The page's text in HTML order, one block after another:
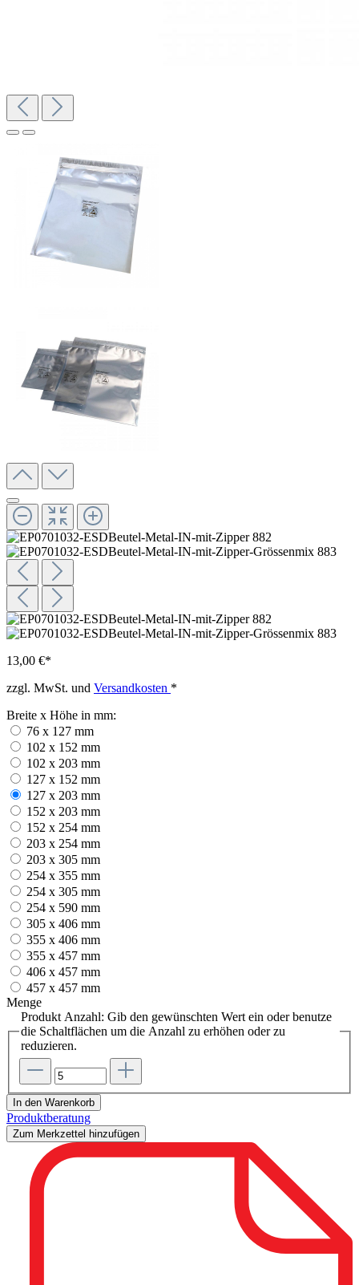
13,00 €*
zzgl. MwSt. und Versandkosten *
Breite x Höhe in mm:
76 x 127 mm
102 x 152 mm
102 x 203 mm
127 x 152 mm
127 x 203 mm
152 x 203 mm
152 x 254 mm
203 x 254 mm
203 x 305 mm
254 x 355 mm
254 x 305 mm
254 x 590 mm
305 x 406 mm
355 x 406 mm
355 x 457 mm
406 x 457 mm
457 x 457 mm
Menge
Produkt Anzahl: Gib den gewünschten Wert ein oder benutze
die Schaltflächen um die Anzahl zu erhöhen oder zu
reduzieren.
In den Warenkorb
Produktberatung
Zum Merkzettel hinzufügen